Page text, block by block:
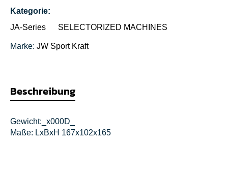
Kategorie:
JA-Series
SELECTORIZED MACHINES
Marke: JW Sport Kraft
Beschreibung
Gewicht:_x000D_
Maße: LxBxH 167x102x165